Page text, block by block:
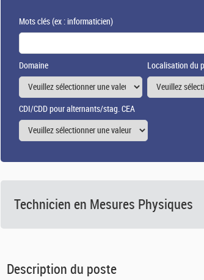
Mots clés(ex : informaticien)
Domaine Localisation du
CDI/CDD pour alternants/stag. CEA
Technicien en Mesures Physiques
Description du poste